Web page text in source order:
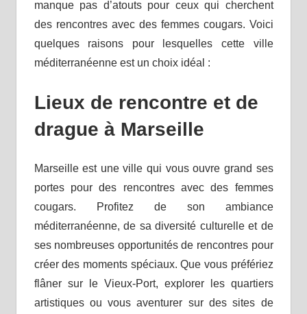
manque pas d’atouts pour ceux qui cherchent
des rencontres avec des femmes cougars. Voici
quelques raisons pour lesquelles cette ville
méditerranéenne est un choix idéal :
Lieux de rencontre et de
drague à Marseille
Marseille est une ville qui vous ouvre grand ses
portes pour des rencontres avec des femmes
cougars. Profitez de son ambiance
méditerranéenne, de sa diversité culturelle et de
ses nombreuses opportunités de rencontres pour
créer des moments spéciaux. Que vous préfériez
flâner sur le Vieux-Port, explorer les quartiers
artistiques ou vous aventurer sur des sites de